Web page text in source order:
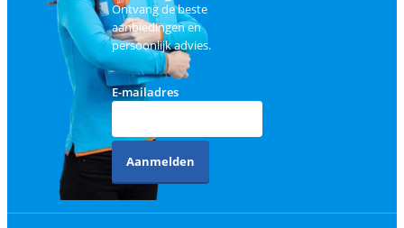
Ontvang de beste
aanbiedingen en
persoonlijk advies.
E-mailadres
Aanmelden